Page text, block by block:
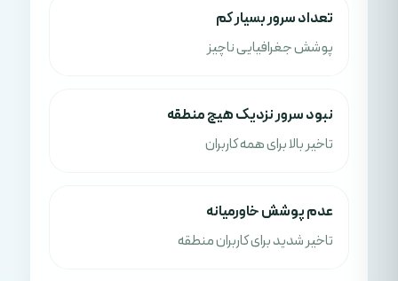
تعداد سرور بسیار کم
پوشش جغرافیایی ناچیز
نبود سرور نزدیک هیچ منطقه
تاخیر بالا برای همه کاربران
عدم پوشش خاورمیانه
تاخیر شدید برای کاربران منطقه